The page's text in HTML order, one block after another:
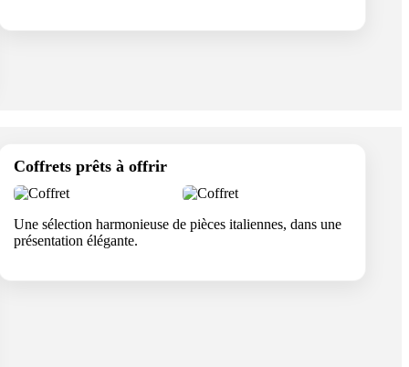
Coffrets prêts à offrir
Une sélection harmonieuse de pièces italiennes, dans une
présentation élégante.